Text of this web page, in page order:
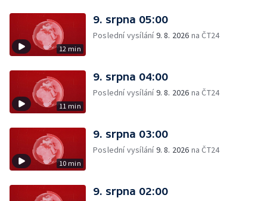
12 min
9. srpna 05:00
Poslední vysílání9. 8. 2026 na ČT24
11 min
9. srpna 04:00
Poslední vysílání9. 8. 2026 na ČT24
10 min
9. srpna 03:00
Poslední vysílání9. 8. 2026 na ČT24
9. srpna 02:00